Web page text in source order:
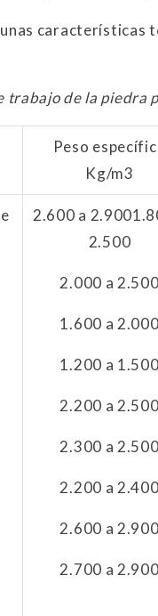
características
trabajo de la piedra
Peso
Kg/m3
2.600 a 2.900
2.500
2.000 a 2.500
1.600 a 2.000
1.200 a 1.500
2.200 a 2.500
2.300 a 2.500
2.200 a 2.400
2.600 a 2.900
2.700 a 2.900